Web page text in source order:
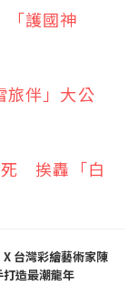
護國神
旅伴」大公
死 挨轟「白
X 台灣彩繪藝術家陳
造最潮龍年